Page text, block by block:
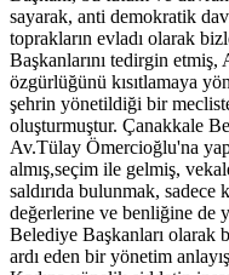
sayarak, anti demokratik
toprakların evladı olarak
Başkanlarını tedirgin etmiş,
özgürlüğünü kısıtlamaya
şehrin yönetildiği bir
oluşturmuştur. Çanakkale
Av.Tülay Ömercioğlu'na
almış,seçim ile gelmiş,
saldırıda bulunmak,
değerlerine ve benliğine de
Belediye Başkanları olarak
ardı eden bir yönetim